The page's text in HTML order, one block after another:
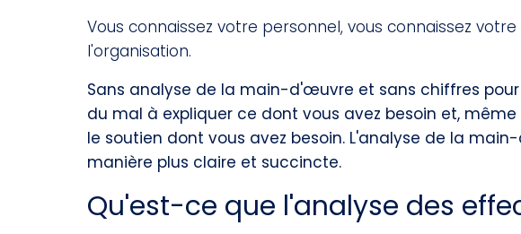
Vous connaissez votre personnel, vous connaissez
l'organisation.
Sans analyse de la main-d'œuvre et sans chiffres
du mal à expliquer ce dont vous avez besoin et,
le soutien dont vous avez besoin. L'analyse de la
manière plus claire et succincte.
Qu'est-ce que l'analyse des